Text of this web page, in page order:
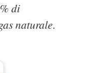
di
naturale.